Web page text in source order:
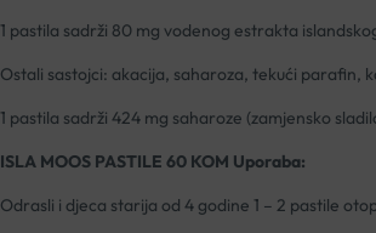
1 pastila sadrži 80 mg vodenog estrakta
Ostali sastojci: akacija, saharoza, tekući parafin,
1 pastila sadrži 424 mg saharoze (zamjensko
ISLA MOOS PASTILE 60 KOM Uporaba:
Odrasli i djeca starija od 4 godine 1 – 2 pastile